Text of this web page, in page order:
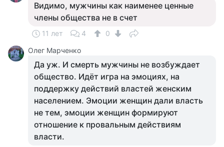
Видимо, мужчины как наименее ценные
члены общества не в счет
11 лет 4
0
Олег Марченко
Да уж. И смерть мужчины не возбуждает
общество. Идёт игра на эмоциях, на
поддержку действий властей женским
населением. Эмоции женщин дали власть
не тем, эмоции женщин формируют
отношение к провальным действиям
власти.